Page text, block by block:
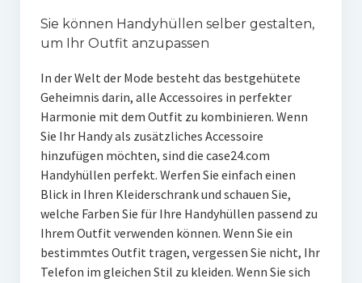
Sie können Handyhüllen selber gestalten,
um Ihr Outfit anzupassen
In der Welt der Mode besteht das bestgehütete
Geheimnis darin, alle Accessoires in perfekter
Harmonie mit dem Outfit zu kombinieren. Wenn
Sie Ihr Handy als zusätzliches Accessoire
hinzufügen möchten, sind die case24.com
Handyhüllen perfekt. Werfen Sie einfach einen
Blick in Ihren Kleiderschrank und schauen Sie,
welche Farben Sie für Ihre Handyhüllen passend zu
Ihrem Outfit verwenden können. Wenn Sie ein
bestimmtes Outfit tragen, vergessen Sie nicht, Ihr
Telefon im gleichen Stil zu kleiden. Wenn Sie sich